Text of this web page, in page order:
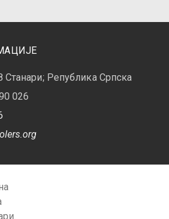
Станари; Република Српска
026